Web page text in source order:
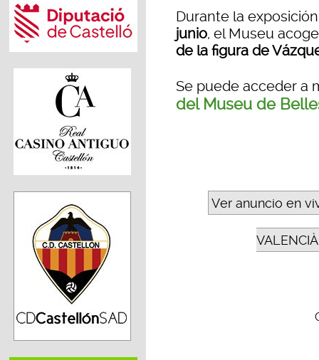
Durante la
junio, el Museu
de la figura de
Se puede acceder a
del Museu de
Ver anuncio en